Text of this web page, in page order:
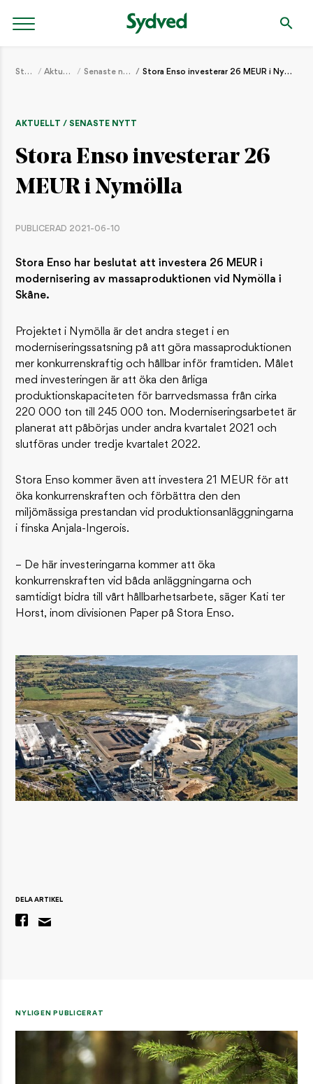
Start Aktuellt Senaste nytt Stora Enso investerar 26 MEUR i Nymölla
AKTUELLT / SENASTE NYTT
Stora Enso investerar 26
MEUR i Nymölla
PUBLICERAD 2021-06-10
Stora Enso har beslutat att investera 26 MEUR i
modernisering av massaproduktionen vid Nymölla i
Skåne.
Projektet i Nymölla är det andra steget i en
moderniseringssatsning på att göra massaproduktionen
mer konkurrenskraftig och hållbar inför framtiden. Målet
med investeringen är att öka den årliga
produktionskapaciteten för barrvedsmassa från cirka
220 000 ton till 245 000 ton. Moderniseringsarbetet är
planerat att påbörjas under andra kvartalet 2021 och
slutföras under tredje kvartalet 2022.
Stora Enso kommer även att investera 21 MEUR för att
öka konkurrenskraften och förbättra den den
miljömässiga prestandan vid produktionsanläggningarna
i finska Anjala-Ingerois.
– De här investeringarna kommer att öka
konkurrenskraften vid båda anläggningarna och
samtidigt bidra till vårt hållbarhetsarbete, säger Kati ter
Horst, inom divisionen Paper på Stora Enso.
DELA ARTIKEL
NYLIGEN PUBLICERAT